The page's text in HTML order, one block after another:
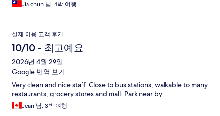
Jia chun 님, 4박 여행
실제 이용 고객 후기
10/10 - 최고예요
2026년 4월 29일
Google 번역 보기
Very clean and nice staff. Close to bus stations, walkable to many
restaurants, grocery stores and mall. Park near by.
Jean 님, 3박 여행